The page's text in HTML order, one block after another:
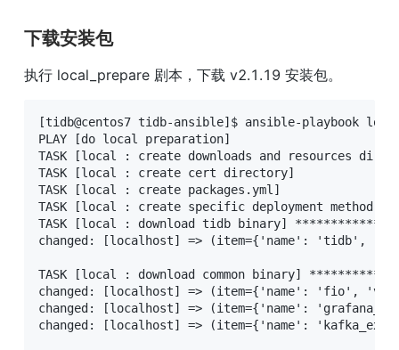
下载安装包
执行 local_prepare 剧本，下载 v2.1.19 安装包。
[tidb@centos7 tidb-ansible]$ ansible-playbook
PLAY [do local preparation]
TASK [local : create downloads and resources
TASK [local : create cert directory]
TASK [local : create packages.yml]
TASK [local : create specific deployment method
TASK [local : download tidb binary]
changed: [localhost] => (item={'name': 'tidb',
TASK [local : download common binary]
changed: [localhost] => (item={'name': 'fio',
changed: [localhost] => (item={'name':
changed: [localhost] => (item={'name':